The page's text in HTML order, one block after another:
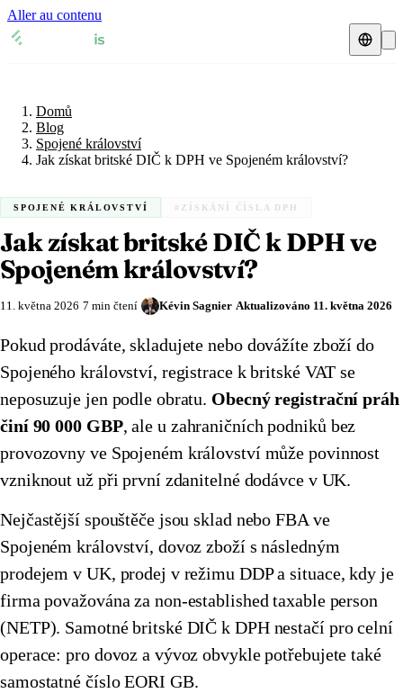
Aller au contenu
🇧🇪
🇧🇬 Bulharsko
🇨🇿 Česká republika
🇩🇰 Dánsko
🇪🇪 Estonsko
🇫🇷 Francie
🇭🇷 Chorvatsko
🇮🇪 Irsko
Itálie
🇱🇹 Litva
Lotyšsko
🇱🇺 Lucembursko
🇭🇺 Maďarsko
Přehledy DPH
🇧🇪 Belgie
🇧🇬 Bulharsko
🇨🇿 Česká republika
🇩🇰 Dánsko
🇪🇪 Estonsko
🇫🇮 Finsko
🇫🇷 Francie
🇭🇷 Chorvatsko
🇨🇾 Kypr
🇱🇹
🇱🇻 Lotyšsko
🇱🇺 Lucembursko
Zdroje a blog
Blog
Glosář
Ověření DIČ
Domů
Blog
Spojené království
Jak získat britské DIČ k DPH ve Spojeném království?
SPOJENÉ KRÁLOVSTVÍ #ZÍSKÁNÍ ČÍSLA DPH
Jak získat britské DIČ k DPH ve
Spojeném království?
11. května 2026 7 min čtení Kévin Sagnier Aktualizováno 11. května 2026
Pokud prodáváte, skladujete nebo dovážíte zboží do
Spojeného království, registrace k britské VAT se
neposuzuje jen podle obratu. Obecný registrační práh
činí 90 000 GBP, ale u zahraničních podniků bez
provozovny ve Spojeném království může povinnost
vzniknout už při první zdanitelné dodávce v UK.
Nejčastější spouštěče jsou sklad nebo FBA ve
Spojeném království, dovoz zboží s následným
prodejem v UK, prodej v režimu DDP a situace, kdy je
firma považována za non-established taxable person
(NETP). Samotné britské DIČ k DPH nestačí pro celní
operace: pro dovoz a vývoz obvykle potřebujete také
samostatné číslo EORI GB.